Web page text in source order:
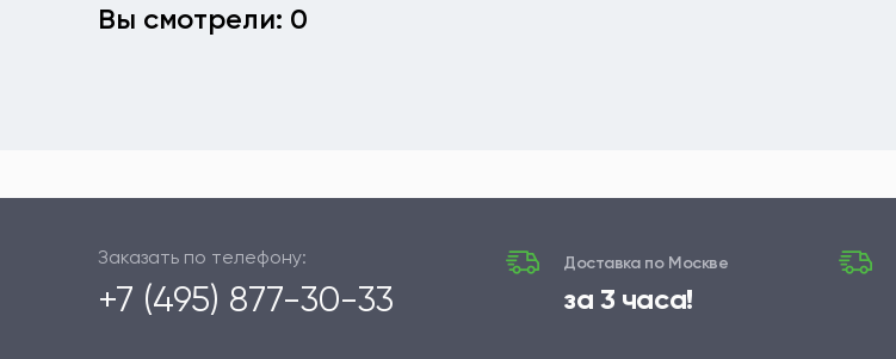
Вы смотрели: 0
Заказать по телефону:
+7 (495) 877-30-33
Доставка по Москве
за 3 часа!